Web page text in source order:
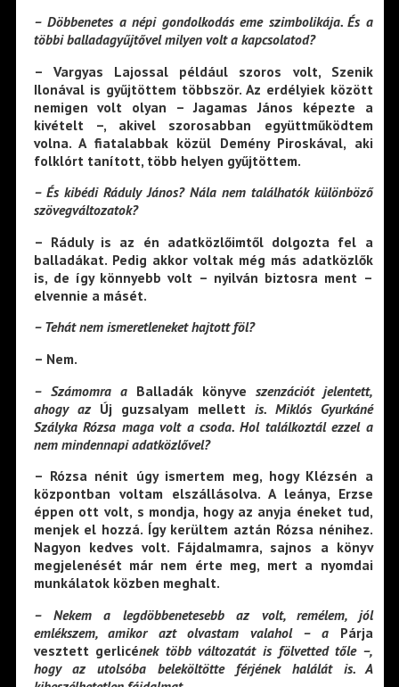
– Döbbenetes a népi gondolkodás eme szimbolikája. És a
többi balladagyűjtővel milyen volt a kapcsolatod?
– Vargyas Lajossal például szoros volt, Szenik
Ilonával is gyűjtöttem többször. Az erdélyiek között
nemigen volt olyan – Jagamas János képezte a
kivételt –, akivel szorosabban együttműködtem
volna. A fiatalabbak közül Demény Piroskával, aki
folklórt tanított, több helyen gyűjtöttem.
– És kibédi Ráduly János? Nála nem találhatók különböző
szövegváltozatok?
– Ráduly is az én adatközlőimtől dolgozta fel a
balladákat. Pedig akkor voltak még más adatközlők
is, de így könnyebb volt – nyilván biztosra ment –
elvennie a másét.
– Tehát nem ismeretleneket hajtott föl?
– Nem.
– Számomra a Balladák könyve szenzációt jelentett,
ahogy az Új guzsalyam mellettis. Miklós Gyurkáné
Szályka Rózsa maga volt a csoda. Hol találkoztál ezzel a
nem mindennapi adatközlővel?
– Rózsa nénit úgy ismertem meg, hogy Klézsén a
központban voltam elszállásolva. A leánya, Erzse
éppen ott volt, s mondja, hogy az anyja éneket tud,
menjek el hozzá. Így kerültem aztán Rózsa nénihez.
Nagyon kedves volt. Fájdalmamra, sajnos a könyv
megjelenését már nem érte meg, mert a nyomdai
munkálatok közben meghalt.
– Nekem a legdöbbenetesebb az volt, remélem, jól
emlékszem, amikor azt olvastam valahol – a Párja
vesztett gerlicének több változatát is fölvetted tőle –,
hogy az utolsóba beleköltötte férjének halálát is. A